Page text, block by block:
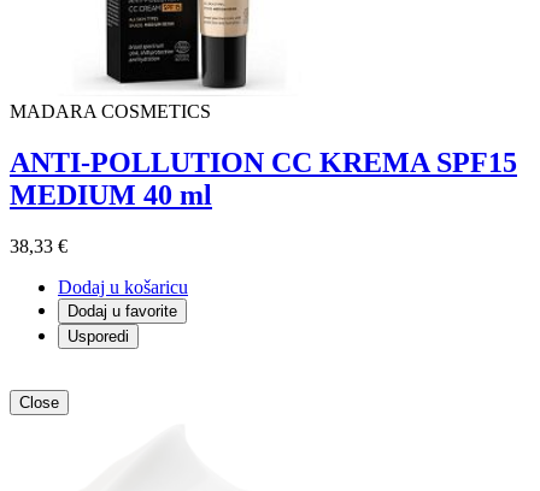
MADARA COSMETICS
ANTI-POLLUTION CC KREMA SPF15
MEDIUM 40 ml
38,33 €
Dodaj u košaricu
Dodaj u favorite
Usporedi
Close